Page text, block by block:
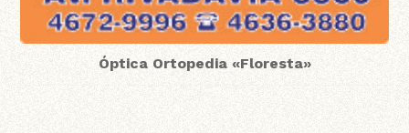
Óptica Ortopedia «Floresta»